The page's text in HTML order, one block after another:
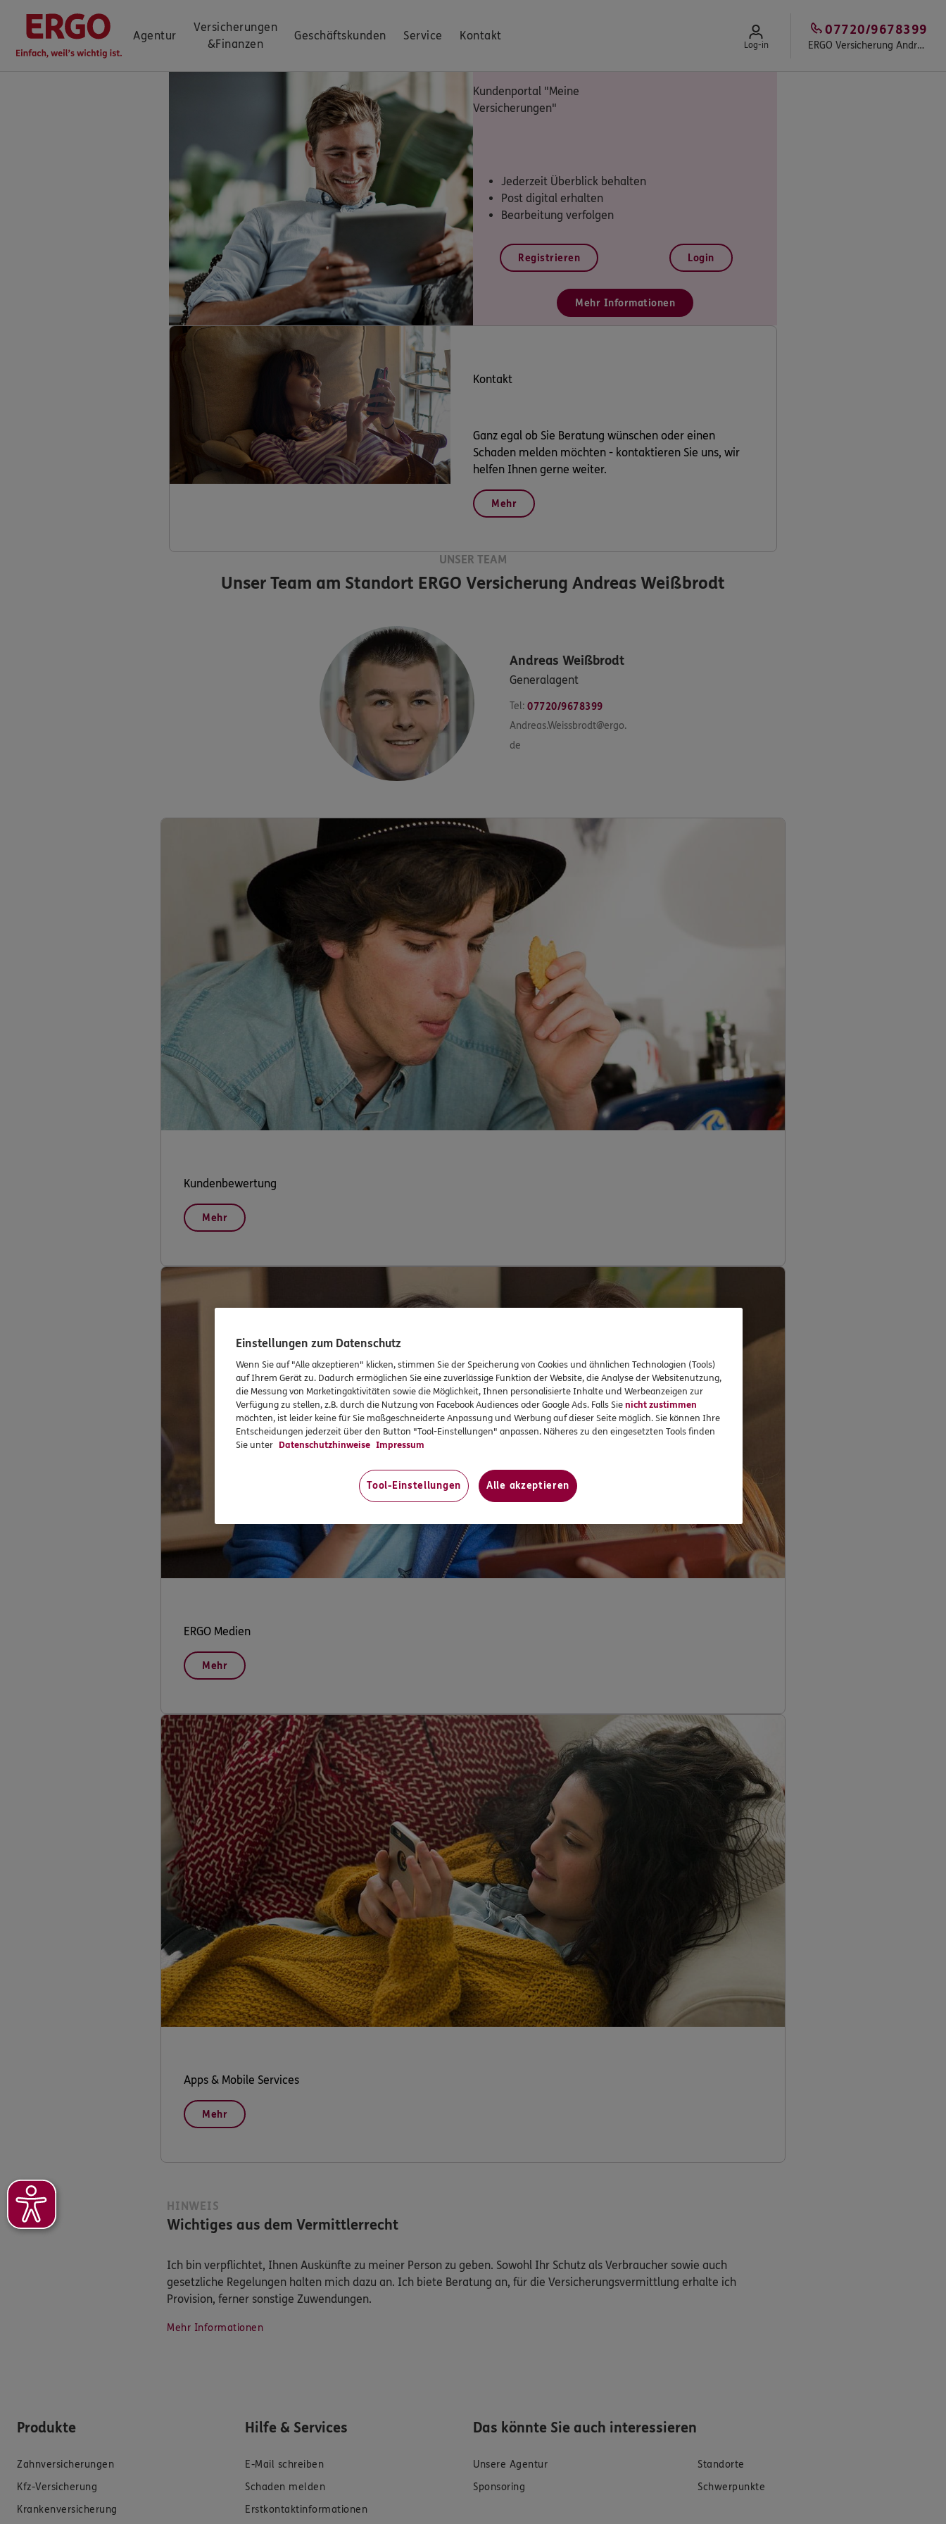
Agentur
Versicherungen
&Finanzen
Geschäftskunden Service Kontakt
Log-in ERGO Versicherung Andreas Weißbrodt
07720/9678399
Kundenportal "Meine
Versicherungen"
Jederzeit Überblick behalten
Post digital erhalten
Bearbeitung verfolgen
Registrieren Login
Mehr Informationen
Kontakt
Ganz egal ob Sie Beratung wünschen oder einen
Schaden melden möchten - kontaktieren Sie uns, wir
helfen Ihnen gerne weiter.
Mehr
UNSER TEAM
Unser Team am Standort ERGO Versicherung Andreas Weißbrodt
Andreas Weißbrodt
Generalagent
Tel: 07720/9678399
Andreas.Weissbrodt@ergo.
de
Kundenbewertung
Mehr
ERGO Medien
Mehr
Apps & Mobile Services
Mehr
HINWEIS
Wichtiges aus dem Vermittlerrecht
Ich bin verpflichtet, Ihnen Auskünfte zu meiner Person zu geben. Sowohl Ihr Schutz als Verbraucher sowie auch
gesetzliche Regelungen halten mich dazu an. Ich biete Beratung an, für die Versicherungsvermittlung erhalte ich
Provision, ferner sonstige Zuwendungen.
Mehr Informationen
Produkte
Zahnversicherungen
Kfz-Versicherung
Krankenversicherung
Hilfe & Services
E-Mail schreiben
Schaden melden
Erstkontaktinformationen
Das könnte Sie auch interessieren
Unsere Agentur
Standorte
Sponsoring
Schwerpunkte
Einstellungen zum Datenschutz
Wenn Sie auf "Alle akzeptieren" klicken, stimmen Sie der Speicherung von Cookies und ähnlichen Technologien (Tools)
auf Ihrem Gerät zu. Dadurch ermöglichen Sie eine zuverlässige Funktion der Website, die Analyse der Websitenutzung,
die Messung von Marketingaktivitäten sowie die Möglichkeit, Ihnen personalisierte Inhalte und Werbeanzeigen zur
Verfügung zu stellen, z.B. durch die Nutzung von Facebook Audiences oder Google Ads. Falls Sienicht zustimmen
möchten, ist leider keine für Sie maßgeschneiderte Anpassung und Werbung auf dieser Seite möglich. Sie können Ihre
Entscheidungen jederzeit über den Button "Tool-Einstellungen" anpassen. Näheres zu den eingesetzten Tools finden
Sie unter Datenschutzhinweise Impressum
Tool-Einstellungen Alle akzeptieren